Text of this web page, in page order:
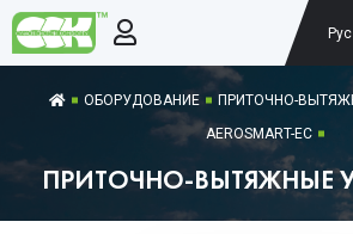
Рус
ОБОРУДОВАНИЕ
ПРИТОЧНО-
AEROSMART-EC
ПРИТОЧНО-ВЫТЯЖНЫЕ